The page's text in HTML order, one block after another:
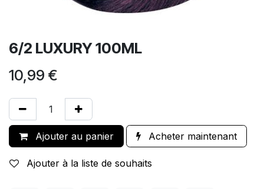
6/2 LUXURY 100ML
10,99 €
Ajouter au panier Acheter maintenant
Ajouter à la liste de souhaits